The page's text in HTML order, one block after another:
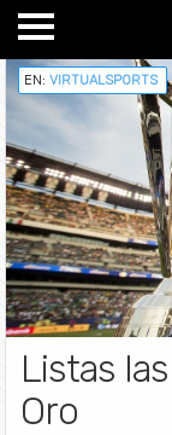
EN: VIRTUALSPORTS
Listas
Oro